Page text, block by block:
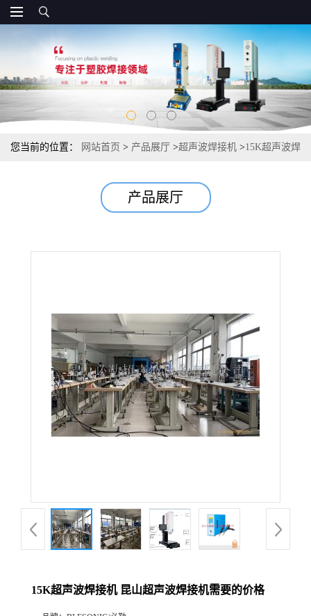
您当前的位置： 网站首页 > 产品展厅 >超声波焊接机 >15K超声波焊
产品展厅
15K超声波焊接机 昆山超声波焊接机需要的价格